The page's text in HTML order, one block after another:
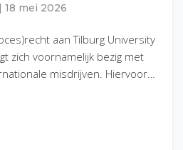
18 mei 2026
aan Tilburg University
zich voornamelijk bezig met
misdrijven. Hiervoor…